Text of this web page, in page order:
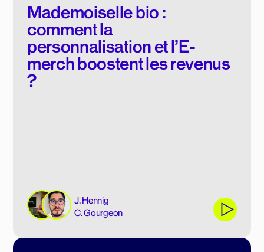
Mademoiselle bio :
comment la
personnalisation et l’E-
merch boostent les revenus
?
J. Hennig
C. Gourgeon